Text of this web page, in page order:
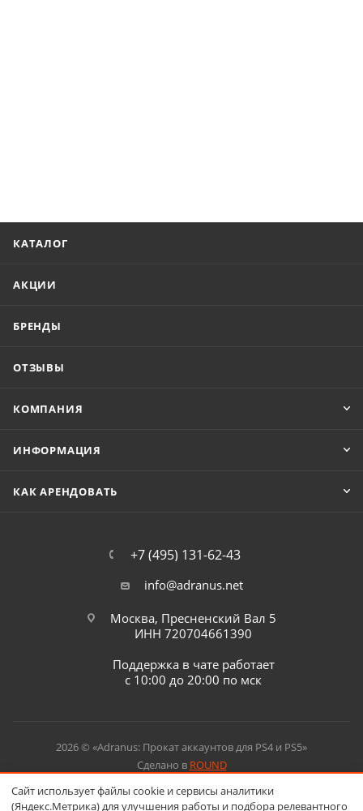
КАТАЛОГ
АКЦИИ
БРЕНДЫ
ОТЗЫВЫ
КОМПАНИЯ
ИНФОРМАЦИЯ
КАК АРЕНДОВАТЬ
+7 (495) 131-62-43
info@adranus.net
Москва, Пресненский Вал 5
ИНН 720704661390
Поддержка в чате работает
с 10:00 до 20:00 по мск
2026 © «Adranus: Прокат аккаунтов для PS4 и PS5»
Сделано в ROUND
Сайт использует файлы cookie и сервисы аналитики
(Яндекс.Метрика) для улучшения работы и подбора релевантного